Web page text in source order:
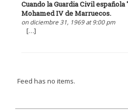
Cuando la Guardia Civil
Mohamed IV de Marruecos.
on diciembre 31, 1969 at 9:00 pm
[…]
Feed has no items.